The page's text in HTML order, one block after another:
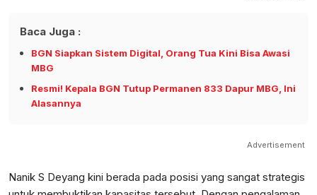
Baca Juga :
BGN Siapkan Sistem Digital, Orang Tua Kini Bisa Awasi
MBG
Resmi! Kepala BGN Tutup Permanen 833 Dapur MBG, Ini
Alasannya
Advertisement
Nanik S Deyang kini berada pada posisi yang sangat strategis